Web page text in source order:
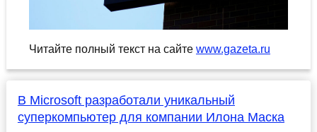
Читайте полный текст на сайте www.gazeta.ru
В Microsoft разработали уникальный
суперкомпьютер для компании Илона Маска